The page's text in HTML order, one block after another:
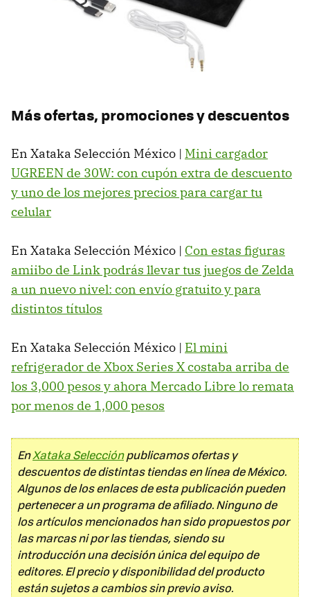
Más ofertas, promociones y descuentos
En Xataka Selección México | Mini cargador
UGREEN de 30W: con cupón extra de descuento
y uno de los mejores precios para cargar tu
celular
En Xataka Selección México | Con estas figuras
amiibo de Link podrás llevar tus juegos de Zelda
a un nuevo nivel: con envío gratuito y para
distintos títulos
En Xataka Selección México | El mini
refrigerador de Xbox Series X costaba arriba de
los 3,000 pesos y ahora Mercado Libre lo remata
por menos de 1,000 pesos
EnXataka Selecciónpublicamos ofertas y
descuentos de distintas tiendas en línea de México.
Algunos de los enlaces de esta publicación pueden
pertenecer a un programa de afiliado. Ninguno de
los artículos mencionados han sido propuestos por
las marcas ni por las tiendas, siendo su
introducción una decisión única del equipo de
editores. El precio y disponibilidad del producto
están sujetos a cambios sin previo aviso.